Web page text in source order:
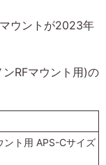
ウントが2023年
RFマウント用)の
ント用 APS-Cサイズ